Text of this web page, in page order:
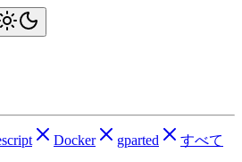
Docker gparted
すべて